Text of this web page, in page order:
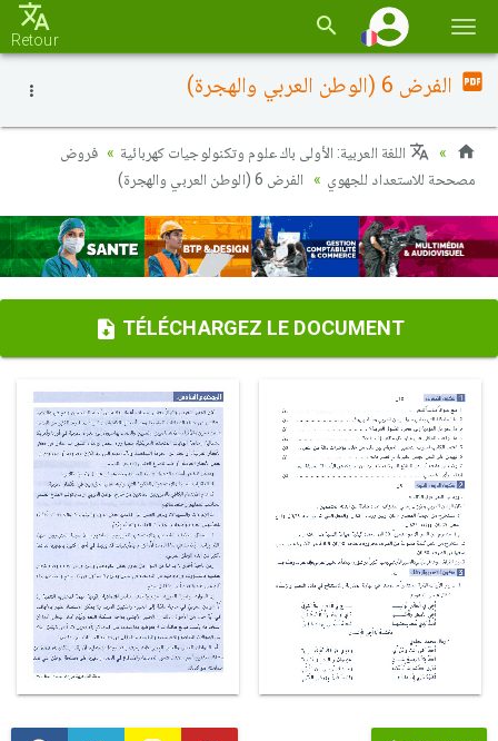
la
Retour
الفرض 6 (الوطن العربي والهجرة)
اللغة العربية: الأولى باك علوم وتكنولوجيات كهربائية
فروض
مصححة للاستعداد للجهوي
الفرض 6 (الوطن العربي والهجرة)
TÉLÉCHARGEZ LE DOCUMENT